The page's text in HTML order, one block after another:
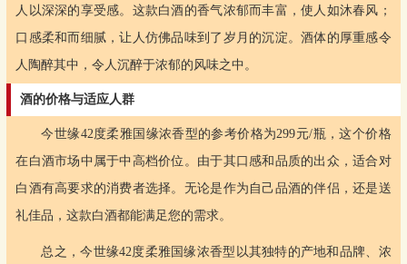
人以深深的享受感。这款白酒的香气浓郁而丰富，使人如沐春风；
口感柔和而细腻，让人仿佛品味到了岁月的沉淀。酒体的厚重感令
人陶醉其中，令人沉醉于浓郁的风味之中。
酒的价格与适应人群
今世缘42度柔雅国缘浓香型的参考价格为299元/瓶，这个价格
在白酒市场中属于中高档价位。由于其口感和品质的出众，适合对
白酒有高要求的消费者选择。无论是作为自己品酒的伴侣，还是送
礼佳品，这款白酒都能满足您的需求。
总之，今世缘42度柔雅国缘浓香型以其独特的产地和品牌、浓